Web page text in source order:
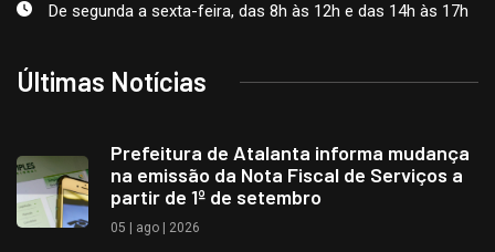
De segunda a sexta-feira, das 8h às 12h e das 14h às 17h
Últimas Notícias
Prefeitura de Atalanta informa mudança
na emissão da Nota Fiscal de Serviços a
partir de 1º de setembro
05 | ago | 2026